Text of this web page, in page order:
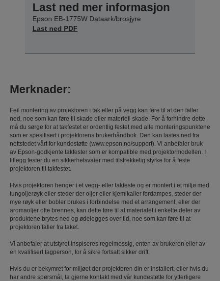
Last ned mer informasjon
Epson EB-1775W Dataark/brosjyre
Last ned PDF
Merknader:
Feil montering av projektoren i tak eller på vegg kan føre til at den faller
ned, noe som kan føre til skade eller materiell skade. For å forhindre dette
må du sørge for at takfestet er ordentlig festet med alle monteringspunktene
som er spesifisert i projektorens brukerhåndbok. Den kan lastes ned fra
nettstedet vårt for kundestøtte (www.epson.no/support). Vi anbefaler bruk
av Epson-godkjente takfester som er kompatible med projektormodellen. I
tillegg fester du en sikkerhetsvaier med tilstrekkelig styrke for å feste
projektoren til takfestet.
Hvis projektoren henger i et vegg- eller takfeste og er montert i et miljø med
tungoljerøyk eller steder der oljer eller kjemikalier fordampes, steder der
mye røyk eller bobler brukes i forbindelse med et arrangement, eller der
aromaoljer ofte brennes, kan dette føre til at materialet i enkelte deler av
produktene brytes ned og ødelegges over tid, noe som kan føre til at
projektoren faller fra taket.
Vi anbefaler at utstyret inspiseres regelmessig, enten av brukeren eller av
en kvalifisert fagperson, for å sikre fortsatt sikker drift.
Hvis du er bekymret for miljøet der projektoren din er installert, eller hvis du
har andre spørsmål, ta gjerne kontakt med vår kundestøtte for ytterligere